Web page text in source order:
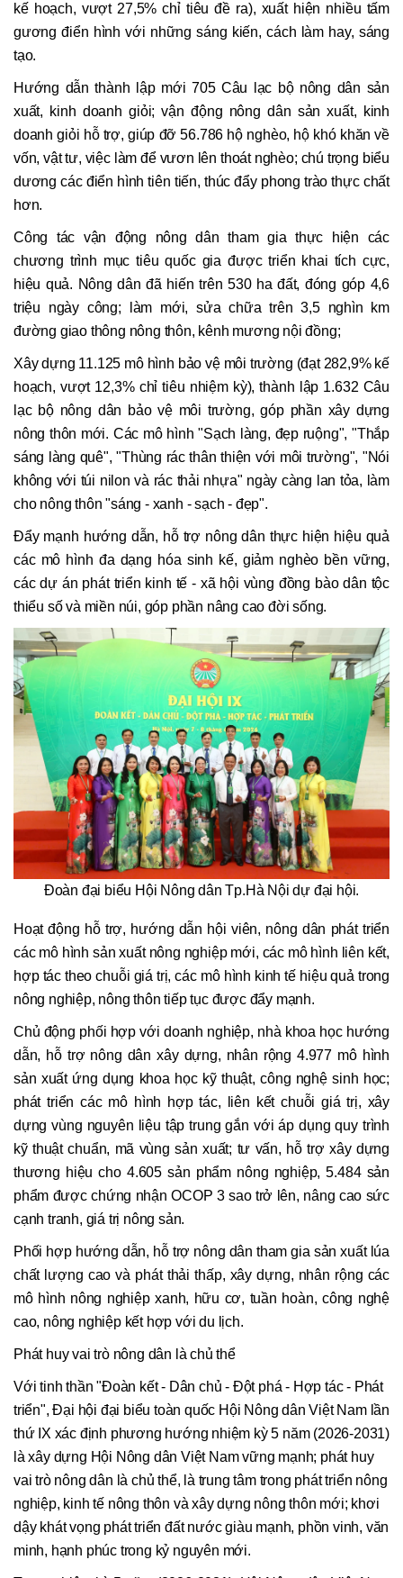
kế hoạch, vượt 27,5% chỉ tiêu đề ra), xuất hiện nhiều tấm
gương điển hình với những sáng kiến, cách làm hay, sáng
tạo.
Hướng dẫn thành lập mới 705 Câu lạc bộ nông dân sản
xuất, kinh doanh giỏi; vận động nông dân sản xuất, kinh
doanh giỏi hỗ trợ, giúp đỡ 56.786 hộ nghèo, hộ khó khăn về
vốn, vật tư, việc làm để vươn lên thoát nghèo; chú trọng biểu
dương các điển hình tiên tiến, thúc đẩy phong trào thực chất
hơn.
Công tác vận động nông dân tham gia thực hiện các
chương trình mục tiêu quốc gia được triển khai tích cực,
hiệu quả. Nông dân đã hiến trên 530 ha đất, đóng góp 4,6
triệu ngày công; làm mới, sửa chữa trên 3,5 nghìn km
đường giao thông nông thôn, kênh mương nội đồng;
Xây dựng 11.125 mô hình bảo vệ môi trường (đạt 282,9% kế
hoạch, vượt 12,3% chỉ tiêu nhiệm kỳ), thành lập 1.632 Câu
lạc bộ nông dân bảo vệ môi trường, góp phần xây dựng
nông thôn mới. Các mô hình "Sạch làng, đẹp ruộng", "Thắp
sáng làng quê", "Thùng rác thân thiện với môi trường", "Nói
không với túi nilon và rác thải nhựa" ngày càng lan tỏa, làm
cho nông thôn "sáng - xanh - sạch - đẹp".
Đẩy mạnh hướng dẫn, hỗ trợ nông dân thực hiện hiệu quả
các mô hình đa dạng hóa sinh kế, giảm nghèo bền vững,
các dự án phát triển kinh tế - xã hội vùng đồng bào dân tộc
thiểu số và miền núi, góp phần nâng cao đời sống.
Đoàn đại biểu Hội Nông dân Tp.Hà Nội dự đại hội.
Hoạt động hỗ trợ, hướng dẫn hội viên, nông dân phát triển
các mô hình sản xuất nông nghiệp mới, các mô hình liên kết,
hợp tác theo chuỗi giá trị, các mô hình kinh tế hiệu quả trong
nông nghiệp, nông thôn tiếp tục được đẩy mạnh.
Chủ động phối hợp với doanh nghiệp, nhà khoa học hướng
dẫn, hỗ trợ nông dân xây dựng, nhân rộng 4.977 mô hình
sản xuất ứng dụng khoa học kỹ thuật, công nghệ sinh học;
phát triển các mô hình hợp tác, liên kết chuỗi giá trị, xây
dựng vùng nguyên liệu tập trung gắn với áp dụng quy trình
kỹ thuật chuẩn, mã vùng sản xuất; tư vấn, hỗ trợ xây dựng
thương hiệu cho 4.605 sản phẩm nông nghiệp, 5.484 sản
phẩm được chứng nhận OCOP 3 sao trở lên, nâng cao sức
cạnh tranh, giá trị nông sản.
Phối hợp hướng dẫn, hỗ trợ nông dân tham gia sản xuất lúa
chất lượng cao và phát thải thấp, xây dựng, nhân rộng các
mô hình nông nghiệp xanh, hữu cơ, tuần hoàn, công nghệ
cao, nông nghiệp kết hợp với du lịch.
Phát huy vai trò nông dân là chủ thể
Với tinh thần "Đoàn kết - Dân chủ - Đột phá - Hợp tác - Phát
triển", Đại hội đại biểu toàn quốc Hội Nông dân Việt Nam lần
thứ IX xác định phương hướng nhiệm kỳ 5 năm (2026-2031)
là xây dựng Hội Nông dân Việt Nam vững mạnh; phát huy
vai trò nông dân là chủ thể, là trung tâm trong phát triển nông
nghiệp, kinh tế nông thôn và xây dựng nông thôn mới; khơi
dậy khát vọng phát triển đất nước giàu mạnh, phồn vinh, văn
minh, hạnh phúc trong kỷ nguyên mới.